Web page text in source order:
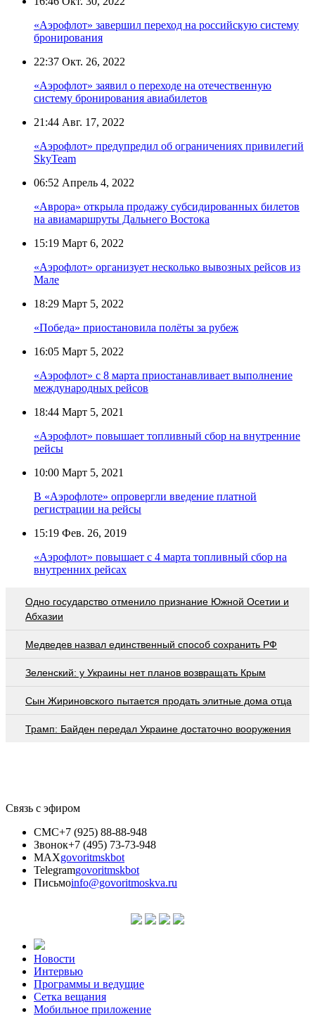
«Аэрофлот» завершил переход на российскую систему
бронирования
22:37 Окт. 26, 2022
«Аэрофлот» заявил о переходе на отечественную
систему бронирования авиабилетов
21:44 Авг. 17, 2022
«Аэрофлот» предупредил об ограничениях привилегий
SkyTeam
06:52 Апрель 4, 2022
«Аврора» открыла продажу субсидированных билетов
на авиамаршруты Дальнего Востока
15:19 Март 6, 2022
«Аэрофлот» организует несколько вывозных рейсов из
Мале
18:29 Март 5, 2022
«Победа» приостановила полёты за рубеж
16:05 Март 5, 2022
«Аэрофлот» с 8 марта приостанавливает выполнение
международных рейсов
18:44 Март 5, 2021
«Аэрофлот» повышает топливный сбор на внутренние
рейсы
10:00 Март 5, 2021
В «Аэрофлоте» опровергли введение платной
регистрации на рейсы
15:19 Фев. 26, 2019
«Аэрофлот» повышает с 4 марта топливный сбор на
внутренних рейсах
Одно государство отменило признание Южной Осетии и
Абхазии
Медведев назвал единственный способ сохранить РФ
Зеленский: у Украины нет планов возвращать Крым
Сын Жириновского пытается продать элитные дома отца
Трамп: Байден передал Украине достаточно вооружения
Связь с эфиром
СМС+7 (925) 88-88-948
Звонок+7 (495) 73-73-948
MAXgovoritmskbot
Telegramgovoritmskbot
Письмоinfo@govoritmoskva.ru
Новости
Интервью
Программы и ведущие
Сетка вещания
Мобильное приложение